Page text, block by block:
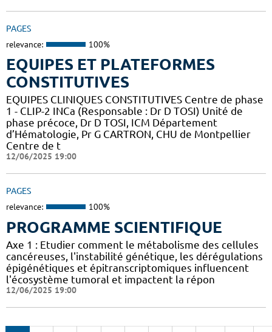
PAGES
relevance: 100%
EQUIPES ET PLATEFORMES
CONSTITUTIVES
EQUIPES CLINIQUES CONSTITUTIVES Centre de phase
1 - CLIP-2 INCa (Responsable : Dr D TOSI) Unité de
phase précoce, Dr D TOSI, ICM Département
d’Hématologie, Pr G CARTRON, CHU de Montpellier
Centre de t
12/06/2025 19:00
PAGES
relevance: 100%
PROGRAMME SCIENTIFIQUE
Axe 1 : Etudier comment le métabolisme des cellules
cancéreuses, l'instabilité génétique, les dérégulations
épigénétiques et épitranscriptomiques influencent
l'écosystème tumoral et impactent la répon
12/06/2025 19:00